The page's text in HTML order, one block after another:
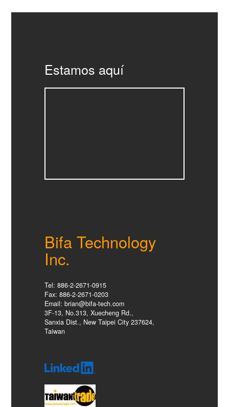
Estamos aquí
Bifa Technology
Inc.
Tel: 886-2-2671-0915
Fax: 886-2-2671-0203
Email: brian@bifa-tech.com
3F-13, No.313, Xuecheng Rd.,
Sanxia Dist., New Taipei City 237624,
Taiwan